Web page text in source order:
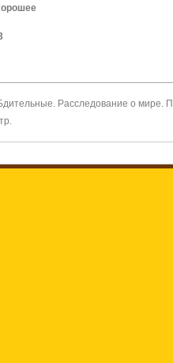
Расследование о мире.